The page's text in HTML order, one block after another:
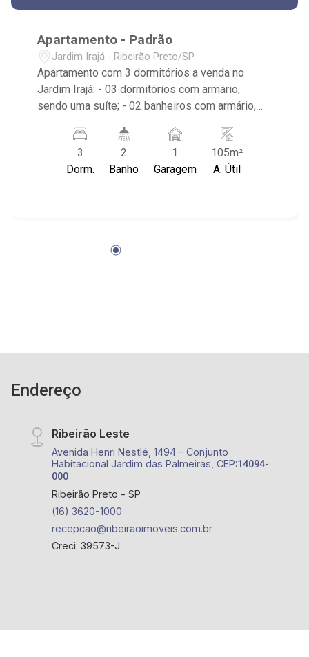
Apartamento - Padrão
Jardim Irajá - Ribeirão Preto/SP
Apartamento com 3 dormitórios a venda no
Jardim Irajá: - 03 dormitórios com armário,
sendo uma suíte; - 02 banheiros com armário,
descoberta; - Cozinha; - Edifício sem portaria; -
Próximo ao Colégio Santa Úrsula, Ribeirão
shopping, Av. João fiúza e Av. presidente
3
Dorm.
2
Banho
1
Garagem
105m²
A. Útil
Endereço
Ribeirão Leste
Avenida Henri Nestlé, 1494 - Conjunto
Habitacional Jardim das Palmeiras, CEP:14094-
000
Ribeirão Preto - SP
(16) 3620-1000
recepcao@ribeiraoimoveis.com.br
Creci: 39573-J